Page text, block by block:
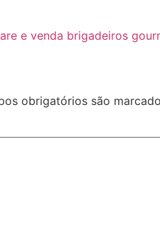
e venda brigadeiros
obrigatórios são